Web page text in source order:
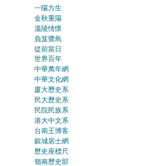
一陽方生
金秋重陽
溫陵情懷
負笈鷺島
從前當日
世界百年
中華萬年網
中華文化網
廈大歷史系
民大歷史系
民院民族系
港大中文系
台南王博客
銀城居士網
歷史座標尺
嶺南歷史部